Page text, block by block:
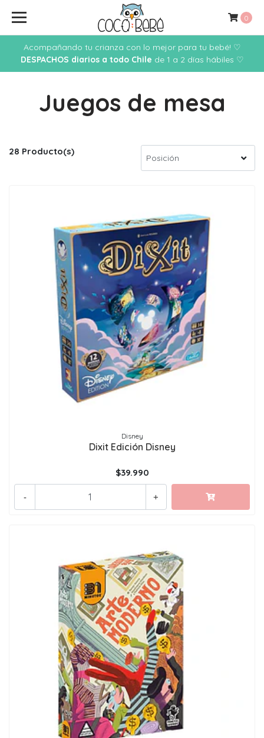
Acompañando tu crianza con lo mejor para tu bebé! ♡
DESPACHOS diarios a todo Chile de 1 a 2 días hábiles ♡
0
Juegos de mesa
28 Producto(s)
Disney
Dixit Edición Disney
$39.990
+
-